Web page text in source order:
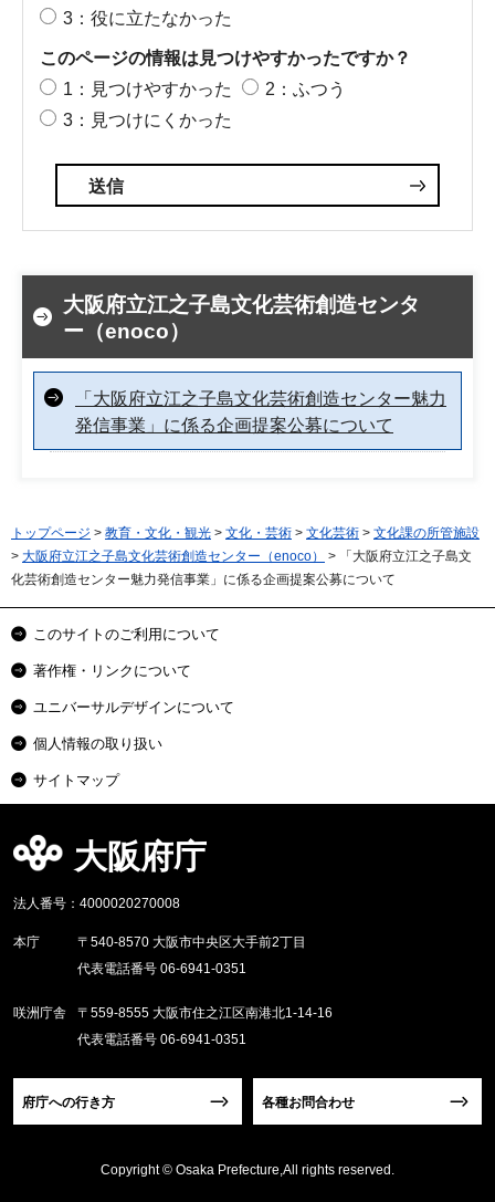
3：役に立たなかった
このページの情報は見つけやすかったですか？
1：見つけやすかった
2：ふつう
3：見つけにくかった
大阪府立江之子島文化芸術創造センタ
ー（enoco）
「大阪府立江之子島文化芸術創造センター魅力
発信事業」に係る企画提案公募について
トップページ > 教育・文化・観光 > 文化・芸術 > 文化芸術 > 文化課の所管施設
> 大阪府立江之子島文化芸術創造センター（enoco）
> 「大阪府立江之子島文
化芸術創造センター魅力発信事業」に係る企画提案公募について
このサイトのご利用について
著作権・リンクについて
ユニバーサルデザインについて
個人情報の取り扱い
サイトマップ
大阪府庁
法人番号：4000020270008
本庁
〒540-8570 大阪市中央区大手前2丁目
代表電話番号 06-6941-0351
咲洲庁舎
〒559-8555 大阪市住之江区南港北1-14-16
代表電話番号 06-6941-0351
府庁への行き方 各種お問合わせ
Copyright © Osaka Prefecture,All rights reserved.